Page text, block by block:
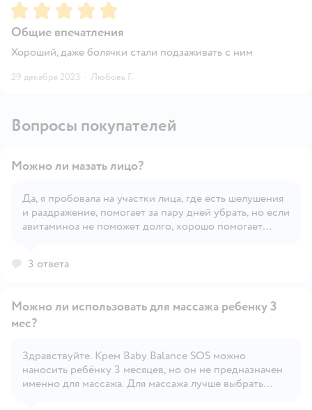
Рейтинг:5
Общие впечатления
Хороший, даже болячки стали подзаживать с ним
29 декабря 2023 · Любовь Г.
Вопросы покупателей
Открыть вопрос
Можно ли мазать лицо?
Да, я пробовала на участки лица, где есть шелушения
и раздражение, помогает за пару дней убрать, но если
авитаминоз не поможет долго, хорошо помогает
3 ответа
Открыть вопрос
Можно ли использовать для массажа ребенку 3
мес?
Здравствуйте. Крем Baby Balance SOS можно
наносить ребёнку 3 месяцев, но он не предназначен
именно для массажа. Для массажа лучше выбрать